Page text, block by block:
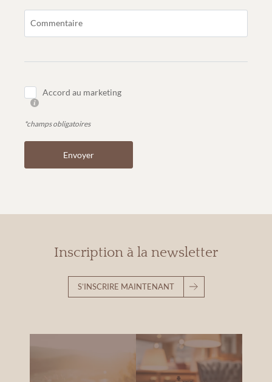
Commentaire
Accord au marketing
*champs obligatoires
Envoyer
Inscription à la newsletter
S’INSCRIRE MAINTENANT